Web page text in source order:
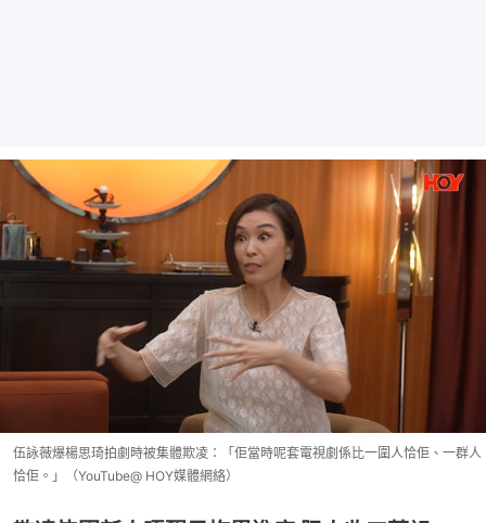
伍詠薇爆楊思琦拍劇時被集體欺凌：「佢當時呢套電視劇係比一圍人恰佢、一群人
恰佢。」（YouTube@ HOY媒體網絡）